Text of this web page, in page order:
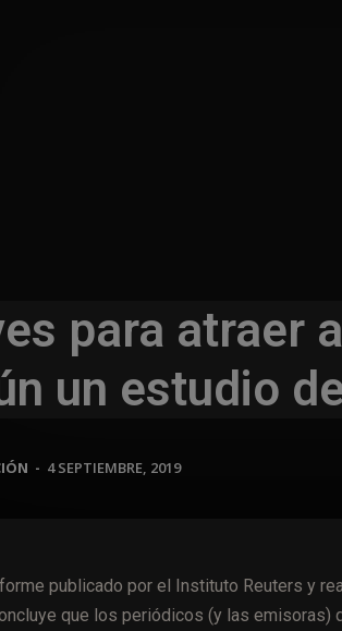
para atraer
un estudio
- 4 SEPTIEMBRE, 2019
publicado por el Instituto Reuters y
que los periódicos (y las emisoras)